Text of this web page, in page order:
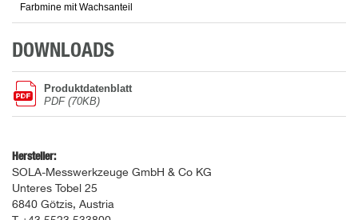
Farbmine mit Wachsanteil
DOWNLOADS
Produktdatenblatt
PDF (70KB)
Hersteller:
SOLA-Messwerkzeuge GmbH & Co KG
Unteres Tobel 25
6840 Götzis, Austria